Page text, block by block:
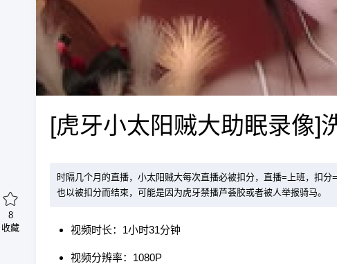
[虎牙小太阳贼大助眠录像]
时隔几个月的直播，小太阳贼大每次直播必被扣分，直播=上班，扣
也以被扣分而结束，可能是因为虎牙禁播芦荟胶或者被人举报骑马。
视频时长：1小时31分钟
视频分辨率：1080P
8
收藏